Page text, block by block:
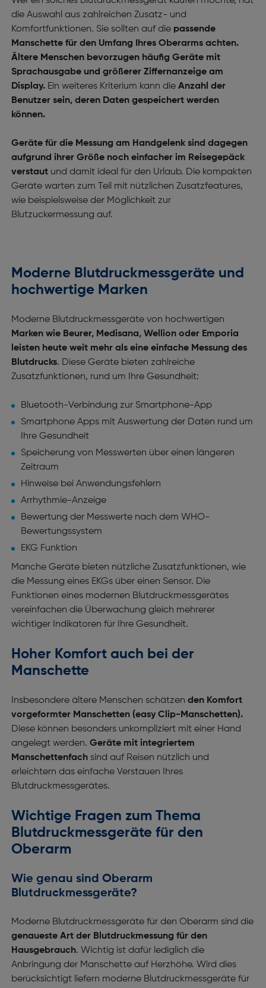
die Auswahl aus zahlreichen Zusatz- und
Komfortfunktionen. Sie sollten auf die passende
Manschette für den Umfang Ihres Oberarms achten.
Ältere Menschen bevorzugen häufig Geräte mit
Sprachausgabe und größerer Ziffernanzeige am
Display. Ein weiteres Kriterium kann die Anzahl der
Benutzer sein, deren Daten gespeichert werden
können.
Geräte für die Messung am Handgelenk sind dagegen
aufgrund ihrer Größe noch einfacher im Reisegepäck
verstaut und damit ideal für den Urlaub. Die kompakten
Geräte warten zum Teil mit nützlichen Zusatzfeatures,
wie beispielsweise der Möglichkeit zur
Blutzuckermessung auf.
Moderne Blutdruckmessgeräte und
hochwertige Marken
Moderne Blutdruckmessgeräte von hochwertigen
Marken wie Beurer, Medisana, Wellion oder Emporia
leisten heute weit mehr als eine einfache Messung des
Blutdrucks. Diese Geräte bieten zahlreiche
Zusatzfunktionen, rund um Ihre Gesundheit:
Bluetooth-Verbindung zur Smartphone-App
Smartphone Apps mit Auswertung der Daten rund um
Ihre Gesundheit
Speicherung von Messwerten über einen längeren
Zeitraum
Hinweise bei Anwendungsfehlern
Arrhythmie-Anzeige
Bewertung der Messwerte nach dem WHO-
Bewertungssystem
EKG Funktion
Manche Geräte bieten nützliche Zusatzfunktionen, wie
die Messung eines EKGs über einen Sensor. Die
Funktionen eines modernen Blutdruckmessgerätes
vereinfachen die Überwachung gleich mehrerer
wichtiger Indikatoren für Ihre Gesundheit.
Hoher Komfort auch bei der
Manschette
Insbesondere ältere Menschen schätzen den Komfort
vorgeformter Manschetten (easy Clip-Manschetten).
Diese können besonders unkompliziert mit einer Hand
angelegt werden. Geräte mit integriertem
Manschettenfach sind auf Reisen nützlich und
erleichtern das einfache Verstauen Ihres
Blutdruckmessgerätes.
Wichtige Fragen zum Thema
Blutdruckmessgeräte für den
Oberarm
Wie genau sind Oberarm
Blutdruckmessgeräte?
Moderne Blutdruckmessgeräte für den Oberarm sind die
genaueste Art der Blutdruckmessung für den
Hausgebrauch. Wichtig ist dafür lediglich die
Anbringung der Manschette auf Herzhöhe. Wird dies
berücksichtigt liefern moderne Blutdruckmessgeräte für